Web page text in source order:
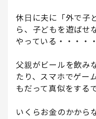
休日に夫に「外で子
ら、子どもを遊ばせ
やっている・・・・
父親がビールを飲み
たり、スマホでゲー
もだって真似をする
いくらお金のかから